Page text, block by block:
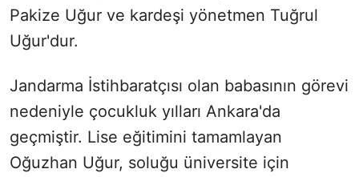
Pakize Uğur ve kardeşi yönetmen Tuğrul
Uğur'dur.
Jandarma İstihbaratçısı olan babasının görevi
nedeniyle çocukluk yılları Ankara'da
geçmiştir. Lise eğitimini tamamlayan
Oğuzhan Uğur, soluğu üniversite için